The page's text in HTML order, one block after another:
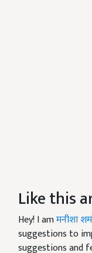
Like this
Hey! I amमनीशा
suggestions to
suggestions and